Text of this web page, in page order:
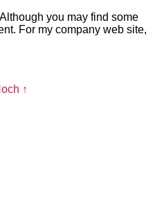
you may find some
For my company web site,
↑